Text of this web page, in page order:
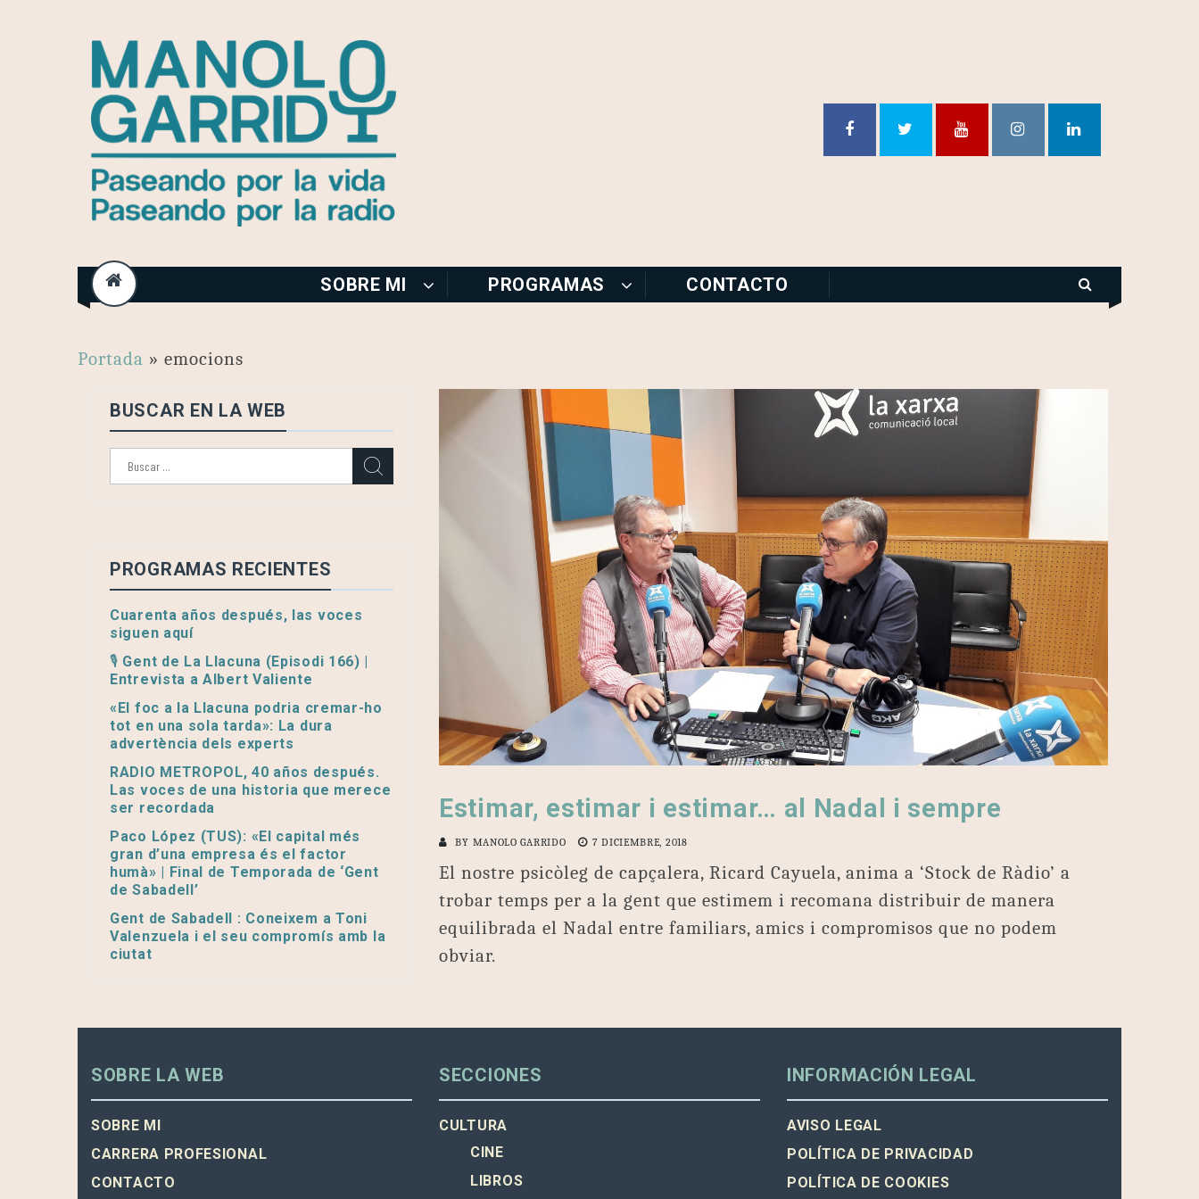
content
SOBRE MI PROGRAMAS CONTACTO
Portada » emocions
Estimar, estimar i estimar… al Nadal i sempre
BY MANOLO GARRIDO 7 DICIEMBRE, 2018
El nostre psicòleg de capçalera, Ricard Cayuela, anima a ‘Stock de Ràdio’ a
trobar temps per a la gent que estimem i recomana distribuir de manera
equilibrada el Nadal entre familiars, amics i compromisos que no podem
obviar.
BUSCAR EN LA WEB
PROGRAMAS RECIENTES
Cuarenta años después, las voces
siguen aquí
🎙️ Gent de La Llacuna (Episodi 166) |
Entrevista a Albert Valiente
«El foc a la Llacuna podria cremar-ho
tot en una sola tarda»: La dura
advertència dels experts
RADIO METROPOL, 40 años después.
Las voces de una historia que merece
ser recordada
Paco López (TUS): «El capital més
gran d’una empresa és el factor
humà» | Final de Temporada de ‘Gent
de Sabadell’
Gent de Sabadell : Coneixem a Toni
Valenzuela i el seu compromís amb la
ciutat
SOBRE LA WEB
SOBRE MI
CARRERA PROFESIONAL
CONTACTO
SECCIONES
CULTURA
CINE
LIBROS
INFORMACIÓN LEGAL
AVISO LEGAL
POLÍTICA DE PRIVACIDAD
POLÍTICA DE COOKIES